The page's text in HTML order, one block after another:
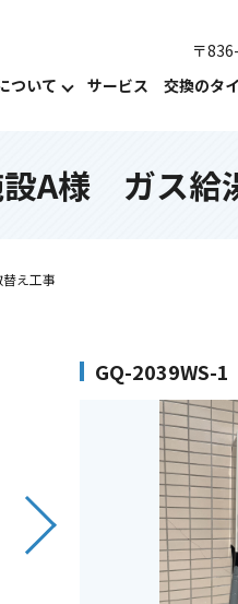
ついて サービス 交換のタ
〒
A様 ガス給
え工事
GQ-2039WS-1